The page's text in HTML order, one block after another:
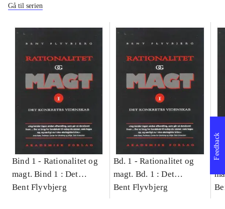
Gå til serien
Bind 1 - Rationalitet og
magt. Bind 1 : Det
konkretes videnskab
Bent Flyvbjerg
Bd. 1 -Rationalitet og
magt. Bd. 1 : Det
konkretes videnskab
Bent Flyvbjerg
Feedback